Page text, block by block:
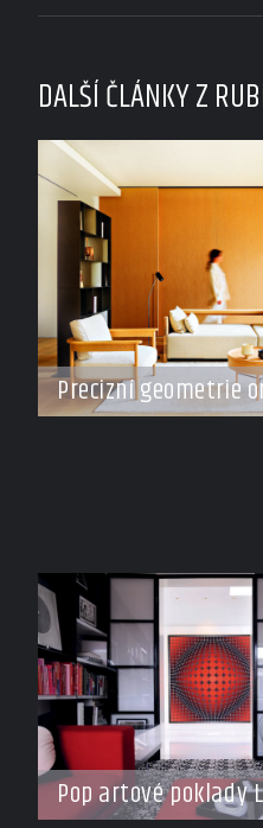
DALŠÍ ČLÁNKY Z
Precizní geometrie
klidu
Pop artové poklady